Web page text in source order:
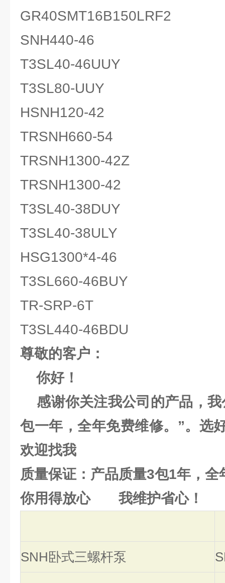
GR40SMT16B150LRF2
SNH440-46
T3SL40-46UUY
T3SL80-UUY
HSNH120-42
TRSNH660-54
TRSNH1300-42Z
TRSNH1300-42
T3SL40-38DUY
T3SL40-38ULY
HSG1300*4-46
T3SL660-46BUY
TR-SRP-6T
T3SL440-46BDU
尊敬的客户：
你好！
感谢你关注我公司的产品，我
包一年，全年免费维修。”。选
欢迎找我
质量保证：产品质量3包1年，全
你用得放心 我维护省心！
SNH卧式三螺杆泵